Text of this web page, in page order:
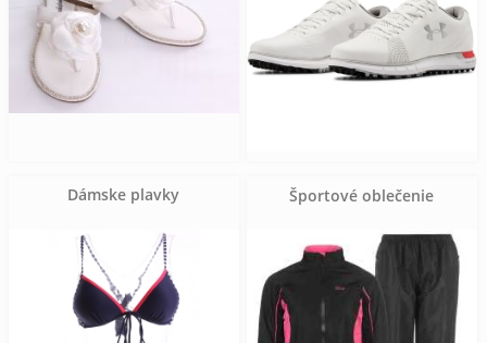
Dámske plavky Športové oblečenie